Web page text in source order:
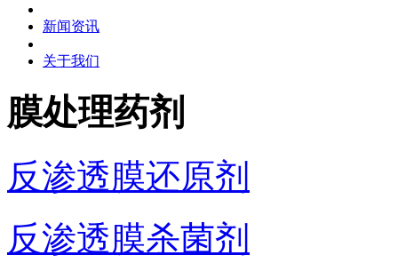
新闻资讯
关于我们
膜处理药剂
反渗透膜还原剂
反渗透膜杀菌剂